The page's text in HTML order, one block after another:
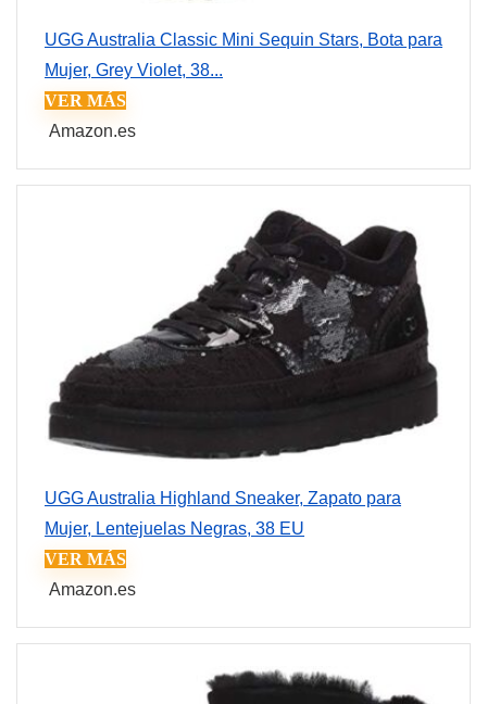
UGG Australia Classic Mini Sequin Stars, Bota para
Mujer, Grey Violet, 38...
VER MÁS
Amazon.es
UGG Australia Highland Sneaker, Zapato para
Mujer, Lentejuelas Negras, 38 EU
VER MÁS
Amazon.es